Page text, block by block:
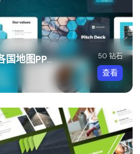
商务图形世界各国地图PPT模板
50 钻石
查看